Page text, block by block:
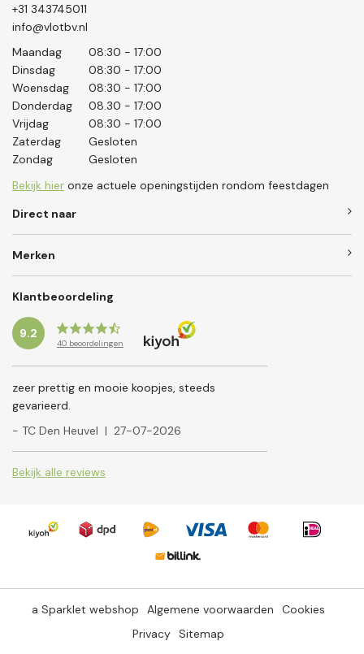
+31 343745011
info@vlotbv.nl
Maandag
08:30 - 17:00
Dinsdag
08:30 - 17:00
Woensdag
08:30 - 17:00
Donderdag
08.30 - 17:00
Vrijdag
08:30 - 17:00
Zaterdag
Gesloten
Zondag
Gesloten
Bekijk hier onze actuele openingstijden rondom feestdagen
Direct naar
Merken
Klantbeoordeling
9.2
40 beoordelingen
zeer prettig en mooie koopjes, steeds
gevarieerd.
- TC Den Heuvel | 27-07-2026
Bekijk alle reviews
a Sparklet webshop Algemene voorwaarden
Cookies
Privacy Sitemap